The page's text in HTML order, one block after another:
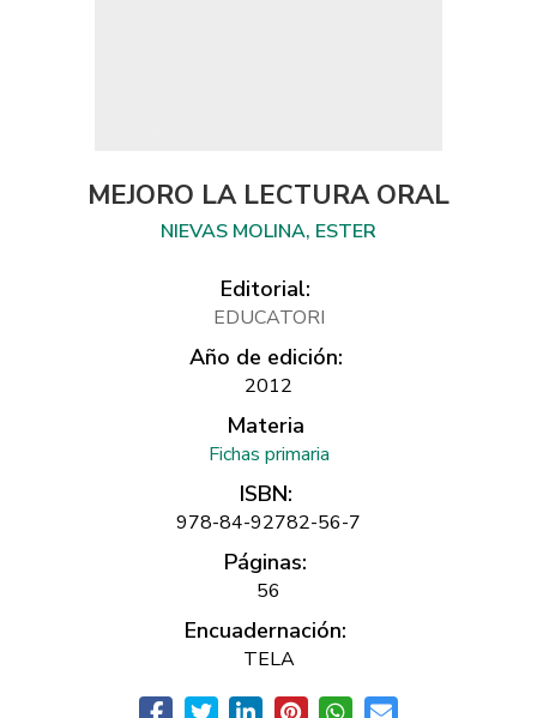
MEJORO LA LECTURA ORAL
NIEVAS MOLINA, ESTER
Editorial:
EDUCATORI
Año de edición:
2012
Materia
Fichas primaria
ISBN:
978-84-92782-56-7
Páginas:
56
Encuadernación:
TELA